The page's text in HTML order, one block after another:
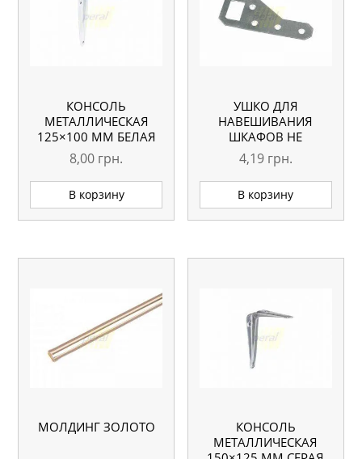
КОНСОЛЬ
МЕТАЛЛИЧЕСКАЯ
125×100 ММ БЕЛАЯ
8,00 грн.
В корзину
УШКО ДЛЯ
НАВЕШИВАНИЯ
ШКАФОВ НЕ
РЕГУЛИРУЕМОЕ
4,19 грн.
В корзину
МОЛДИНГ ЗОЛОТО
КОНСОЛЬ
МЕТАЛЛИЧЕСКАЯ